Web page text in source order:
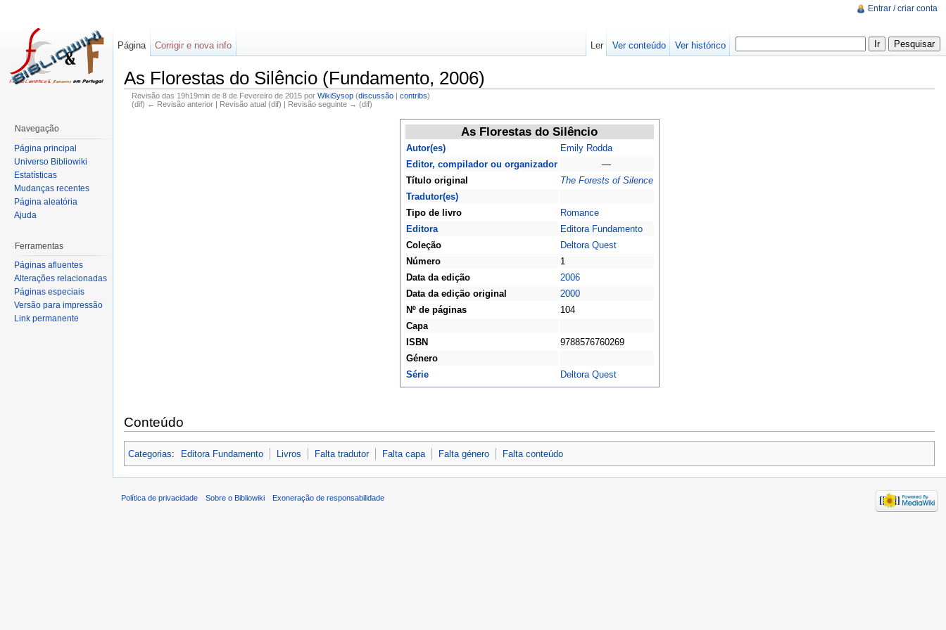
As Florestas do Silêncio (Fundamento, 2006)
Revisão das 19h19min de 8 de Fevereiro de 2015 por WikiSysop (discussão| contribs)
(dif) ← Revisão anterior | Revisão atual (dif) | Revisão seguinte → (dif)
As Florestas do Silêncio
Autor(es)
Emily Rodda
Editor, compilador ou organizador
—
Título original
The Forests of Silence
Tradutor(es)
Tipo de livro
Romance
Editora
Editora Fundamento
Coleção
Deltora Quest
Número
1
Data da edição
2006
Data da edição original
2000
Nº de páginas
104
Capa
ISBN
9788576760269
Género
Série
Deltora Quest
Conteúdo
Categorias: Editora Fundamento Livros Falta tradutor Falta capa Falta género Falta conteúdo
Entrar / criar conta
Página Corrigir e nova info Ler Ver conteúdo Ver histórico
Navegação
Página principal
Universo Bibliowiki
Estatísticas
Mudanças recentes
Página aleatória
Ajuda
Ferramentas
Páginas afluentes
Alterações relacionadas
Páginas especiais
Versão para impressão
Link permanente
Política de privacidade Sobre o Bibliowiki Exoneração de responsabilidade